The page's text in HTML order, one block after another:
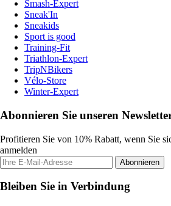
Smash-Expert
Sneak'In
Sneakids
Sport is good
Training-Fit
Triathlon-Expert
TripNBikers
Vélo-Store
Winter-Expert
Abonnieren Sie unseren
Profitieren Sie von 10% Rabatt, wenn Sie
anmelden
Abonnieren
Bleiben Sie in Verbindung